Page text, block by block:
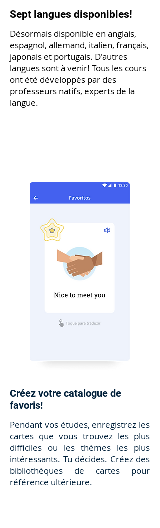
Sept langues disponibles!
Désormais disponible en anglais,
espagnol, allemand, italien, français,
japonais et portugais. D'autres
langues sont à venir! Tous les cours
ont été développés par des
professeurs natifs, experts de la
langue.
Créez votre catalogue de
favoris!
Pendant vos études, enregistrez les
cartes que vous trouvez les plus
difficiles ou les thèmes les plus
intéressants. Tu décides. Créez des
bibliothèques de cartes pour
référence ultérieure.